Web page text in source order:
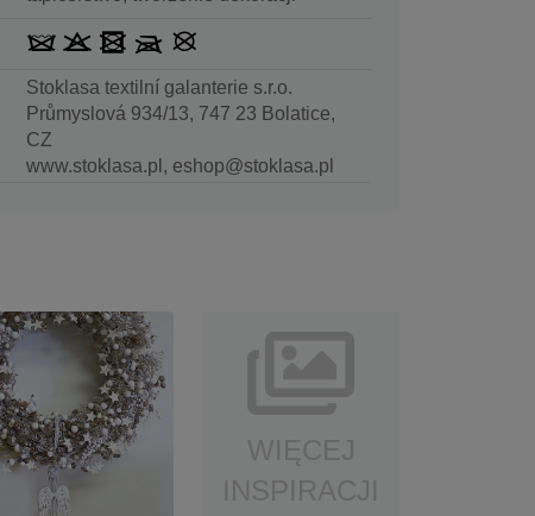
Stoklasa textilní galanterie s.r.o.
Průmyslová 934/13, 747 23 Bolatice,
CZ
www.stoklasa.pl, eshop@stoklasa.pl